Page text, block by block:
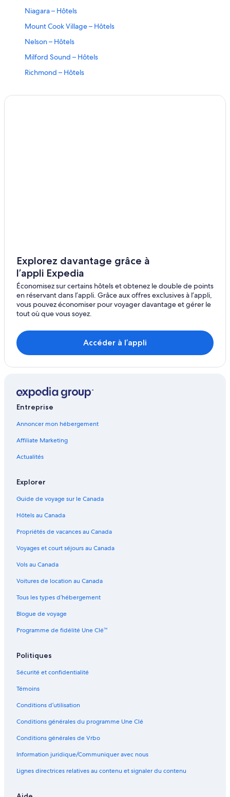
Niagara – Hôtels
Mount Cook Village – Hôtels
Nelson – Hôtels
Milford Sound – Hôtels
Richmond – Hôtels
Picton – Hôtels
Région d'Auckland – Hôtels
Motunui – Hôtels
Côte ouest – Hôtels
Jerusalem – Hôtels
Matata – Hôtels
Wanaka – Hôtels
Auckland – Hôtels
Franz Josef Glacier – Hôtels
Havelock – Hôtels
Hawkesbury – Hôtels
Lac Hayes – Chalets
Dome Forest – Établissements à pavillons
Kingston – Habitations flottantes
Explorez davantage grâce à
l’appli Expedia
Économisez sur certains hôtels et obtenez le double de points
en réservant dans l’appli. Grâce aux offres exclusives à l’appli,
vous pouvez économiser pour voyager davantage et gérer le
tout où que vous soyez.
Accéder à l’appli
Entreprise
Annoncer mon hébergement
Affiliate Marketing
Actualités
Explorer
Guide de voyage sur le Canada
Hôtels au Canada
Propriétés de vacances au Canada
Voyages et court séjours au Canada
Vols au Canada
Voitures de location au Canada
Tous les types d’hébergement
Blogue de voyage
Programme de fidélité Une Clé™
Politiques
Sécurité et confidentialité
Témoins
Conditions d’utilisation
Conditions générales du programme Une Clé
Conditions générales de Vrbo
Information juridique/Communiquer avec nous
Lignes directrices relatives au contenu et signaler du contenu